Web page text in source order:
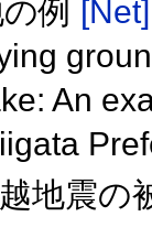
例 [Net]
An
地震の